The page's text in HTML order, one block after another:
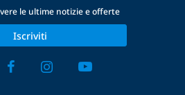
le ultime notizie e offerte
Iscriviti